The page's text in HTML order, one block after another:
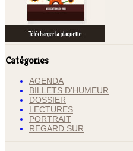
Catégories
AGENDA
BILLETS D'HUMEUR
DOSSIER
LECTURES
PORTRAIT
REGARD SUR